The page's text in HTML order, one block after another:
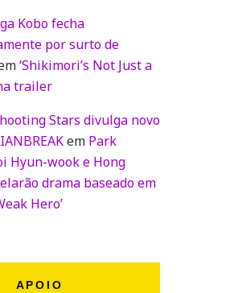
Kobo fecha
por surto de
‘Shikimori’s Not Just a
trailer
Stars divulga novo
em Park
Hyun-wook e Hong
drama baseado em
Hero’
APOIO